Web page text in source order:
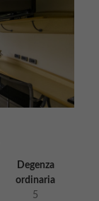
Degenza
ordinaria
5